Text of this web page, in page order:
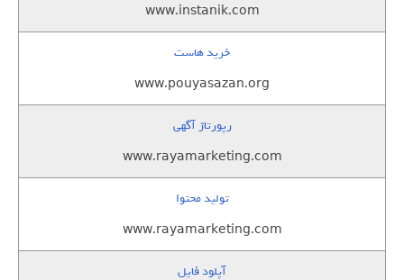
www.instanik.com
خرید هاست
www.pouyasazan.org
رپورتاژ آگهی
www.rayamarketing.com
تولید محتوا
www.rayamarketing.com
آپلود فایل